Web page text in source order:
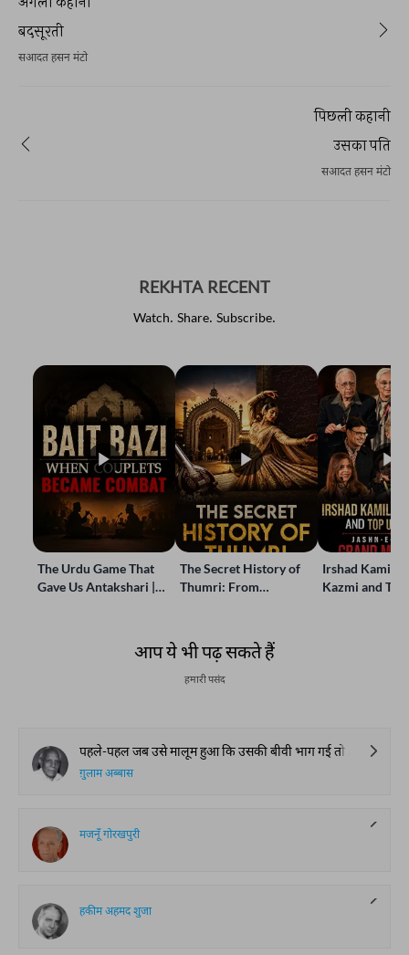
बदसूरती
सआदत हसन मंटो
पिछली कहानी
उसका पति
सआदत हसन मंटो
REKHTA RECENT
Watch. Share. Subscribe.
The Urdu Game That
Gave Us Antakshari |
The Secret History of
Thumri: From
Irshad Kamil,
Kazmi and
आप ये भी पढ़ सकते हैं
हमारी पसंद
पहले-पहल जब उसे मालूम हुआ कि उसकी बीवी भाग गई तो वो भौचक्का सा रह गया। शादी का पहला ही साल और ऐसी अनहोनी सी बात किसी तरह यक़ीं करने को जी नहीं चाहता था। मगर जब बार-बार उसके कमरे में जाकर उसकी चीज़ों को गुम पाया। यहाँ तक कि उसका बचपन का फ़ोटो तक जिसमें वो एक कबूतर को अपने नन्हे मुन्ने हाथों में थामे मुस्कुरा रही थी, उसकी सिंघार मेज़ पर से ग़ायब था, तो शक की कोई वजह बाक़ी ना रही।
ग़ुलाम अब्बास
मजनूँ गोरखपुरी
हकीम अहमद शुजा